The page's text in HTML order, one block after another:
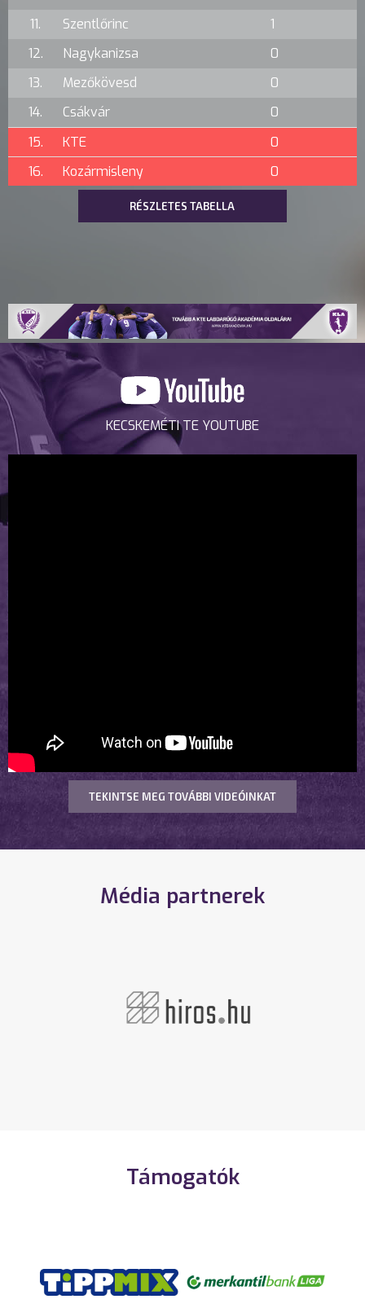
11.
Szentlőrinc
1
12.
Nagykanizsa
0
13.
Mezőkövesd
0
14.
Csákvár
0
15.
KTE
0
16.
Kozármisleny 0
RÉSZLETES TABELLA
KECSKEMÉTI TE YOUTUBE
TEKINTSE MEG TOVÁBBI VIDEÓINKAT
Média partnerek
Támogatók